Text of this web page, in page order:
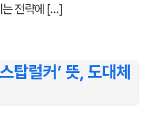
는 전략에 […]
탑럴커’ 뜻, 도대체